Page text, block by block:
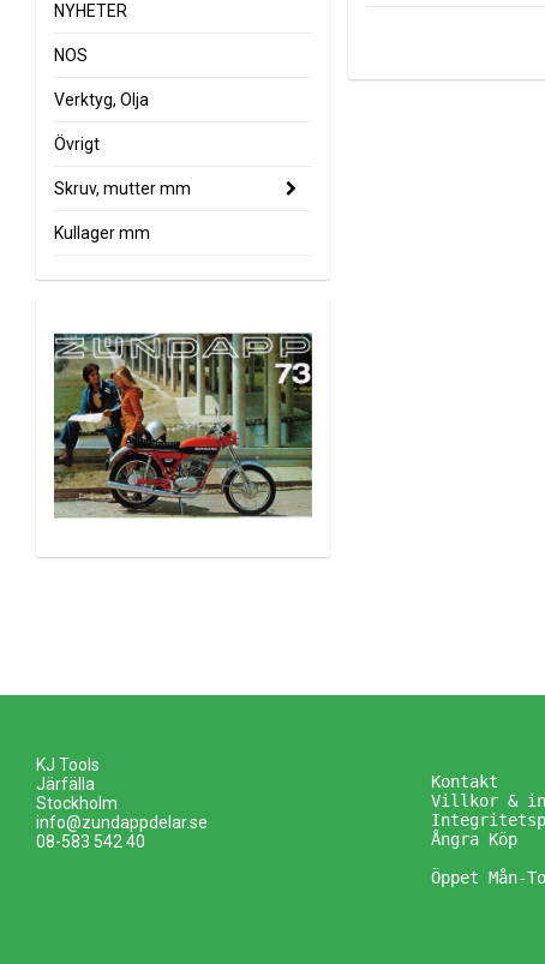
NYHETER
NOS
Verktyg, Olja
Övrigt
Skruv, mutter mm
Kullager mm
KJ Tools
Järfälla
Stockholm
info@zundappdelar.se
08-583 542 40
Kontakt
Villkor &
Ångra Köp
Öppet Mån-